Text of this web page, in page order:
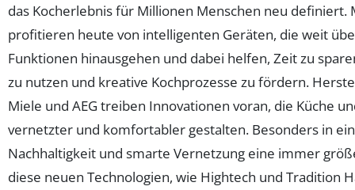
das Kocherlebnis für Millionen Menschen neu definiert.
profitieren heute von intelligenten Geräten, die weit
Funktionen hinausgehen und dabei helfen, Zeit zu
zu nutzen und kreative Kochprozesse zu fördern.
Miele und AEG treiben Innovationen voran, die Küche
vernetzter und komfortabler gestalten. Besonders in
Nachhaltigkeit und smarte Vernetzung eine immer
diese neuen Technologien, wie Hightech und Tradition